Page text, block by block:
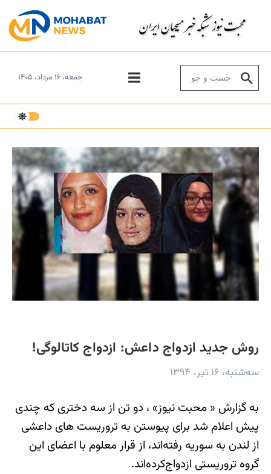
جمعه، ۱۶ مرداد، ۱۴۰۵
روش جدید ازدواج داعش: ازدواج کاتالوگی!
سه‌شنبه، ۱۶ تیر، ۱۳۹۴
به گزارش « محبت نیوز» ، دو تن از سه دختری که چندی
پیش اعلام شد برای پیوستن به تروریست های داعشی
از لندن به سوریه رفته‌اند، از قرار معلوم با اعضای این
گروه تروریستی ازدواج‌کرده‌اند.